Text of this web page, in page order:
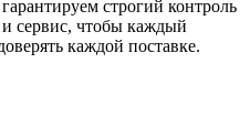
строгий контроль
сервис, чтобы каждый
каждой поставке.